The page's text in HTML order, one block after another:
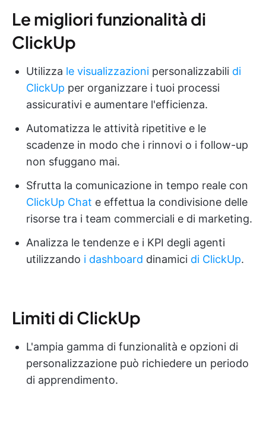
Le migliori funzionalità di
ClickUp
Utilizza le visualizzazioni personalizzabili di
ClickUp per organizzare i tuoi processi
assicurativi e aumentare l'efficienza.
Automatizza le attività ripetitive e le
scadenze in modo che i rinnovi o i follow-up
non sfuggano mai.
Sfrutta la comunicazione in tempo reale con
ClickUp Chat e effettua la condivisione delle
risorse tra i team commerciali e di marketing.
Analizza le tendenze e i KPI degli agenti
utilizzando i dashboard dinamici di ClickUp.
Limiti di ClickUp
L'ampia gamma di funzionalità e opzioni di
personalizzazione può richiedere un periodo
di apprendimento.